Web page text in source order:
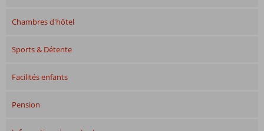
Chambres d'hôtel
Sports & Détente
Facilités enfants
Pension